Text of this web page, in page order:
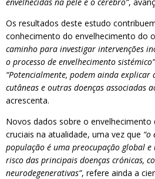
Os resultados deste estudo
conhecimento do envelhecimento do
caminho para investigar intervenções
o processo de envelhecimento sistémico”
“Potencialmente, podem ainda explicar
cutâneas e outras doenças associadas
acrescenta.
Novos dados sobre o
cruciais na atualidade, uma vez que “o
população é uma preocupação global
risco das principais doenças crónicas,
neurodegenerativas”, refere ainda a